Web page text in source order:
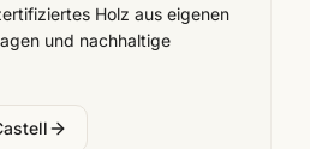
Holz aus eigenen
und nachhaltige